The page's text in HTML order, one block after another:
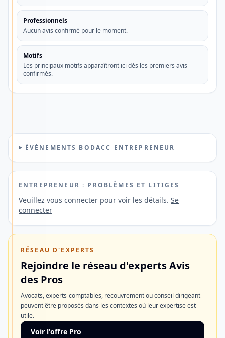
Professionnels
Aucun avis confirmé pour le moment.
Motifs
Les principaux motifs apparaîtront ici dès les premiers avis
confirmés.
ÉVÉNEMENTS BODACC ENTREPRENEUR
ENTREPRENEUR : PROBLÈMES ET LITIGES
Veuillez vous connecter pour voir les détails. Se
connecter
RÉSEAU D'EXPERTS
Rejoindre le réseau d'experts Avis
des Pros
Avocats, experts-comptables, recouvrement ou conseil dirigeant
peuvent être proposés dans les contextes où leur expertise est
utile.
Voir l'offre Pro
à
votre
quotidien
Découvrez
une
solution
gestion
mobile,
des
en
France
à
l'étranger
ainsi
qu'une
de
compte
rapide.